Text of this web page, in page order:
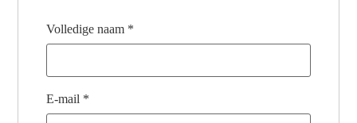
Volledige naam *
E-mail *